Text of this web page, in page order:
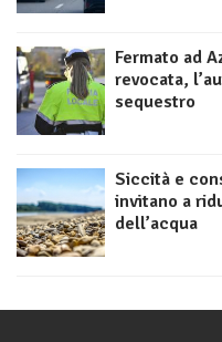
Fermato ad
revocata,
sequestro
Siccità e
invitano a
dell’acqua